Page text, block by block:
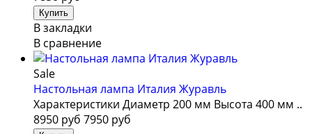
В закладки
В сравнение
Sale
Настольная лампа Италия Журавль
Характеристики Диаметр 200 мм Высота 400 мм ..
8950 руб 7950 руб